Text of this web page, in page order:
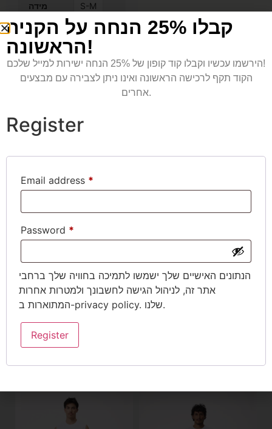
מידה S-M
באתר מקבלים מגוון
אמצעי תשלום:
משלוחים
מוצרים נוספים שגם תאהבו
קבלו 25% הנחה על הקניה
הראשונה!
הירשמו עכשיו וקבלו קוד קופון של 25% הנחה ישירות למייל שלכם!
הקוד תקף לרכישה הראשונה ואינו ניתן לצבירה עם מבצעים
אחרים.
Register
Email address *
Password *
הנתונים האישיים שלך ישמשו לתמיכה בחוויה שלך ברחבי
אתר זה, לניהול הגישה לחשבונך ולמטרות אחרות
המתוארות ב-privacy policy . שלנו.
Register